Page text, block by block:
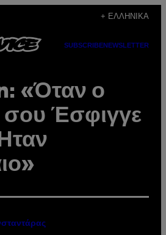
+ ΕΛΛΗΝΙΚΆ
SUBSCRIBENEWSLETTER
«Όταν ο
σου Έσφιγγε